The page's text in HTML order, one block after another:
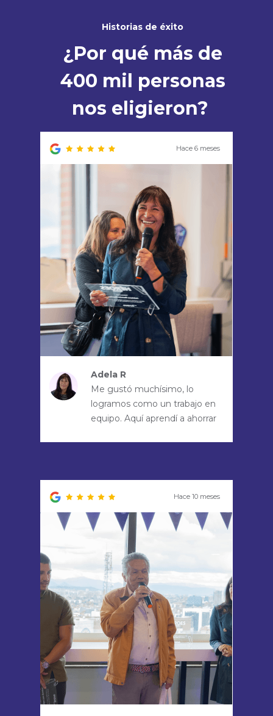
¿Por qué más de
400 mil personas
nos eligieron?
Historias de éxito
Hace 10 meses
Hace 6 meses
Adela R
Me gustó muchísimo, lo
logramos como un trabajo en
equipo. Aquí aprendí a ahorrar